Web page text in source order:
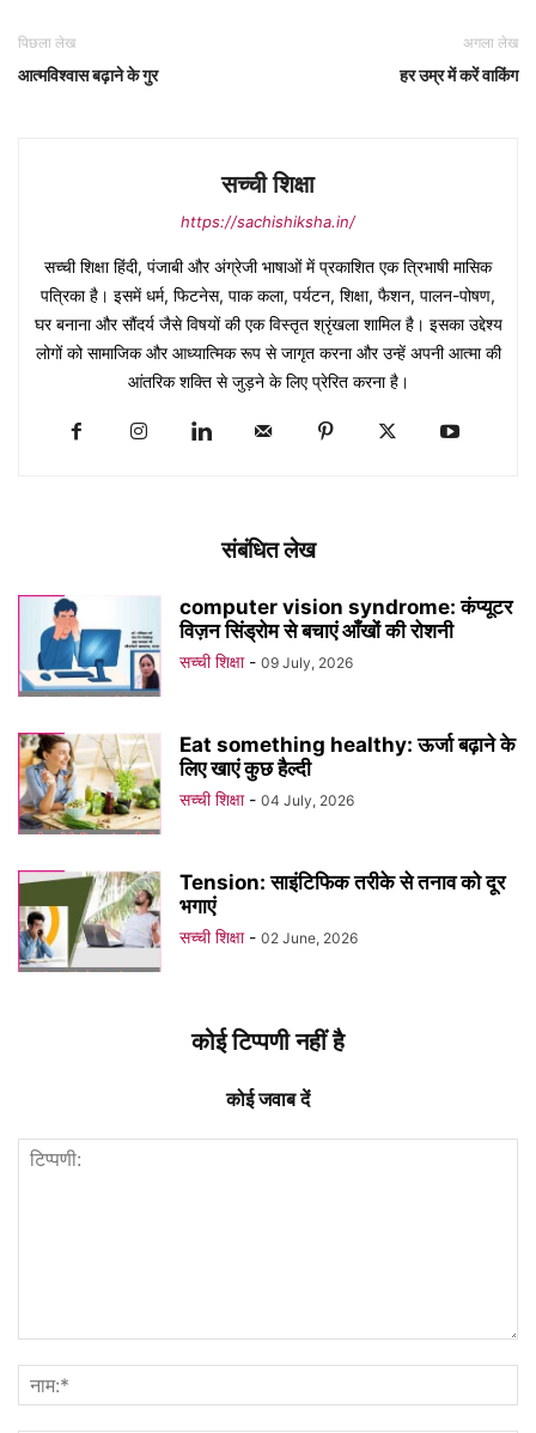
पिछला लेख
आत्मविश्वास बढ़ाने के गुर
अगला लेख
हर उम्र में करें वाकिंग
सच्ची शिक्षा
https://sachishiksha.in/
सच्ची शिक्षा हिंदी, पंजाबी और अंग्रेजी भाषाओं में प्रकाशित एक त्रिभाषी मासिक
पत्रिका है। इसमें धर्म, फिटनेस, पाक कला, पर्यटन, शिक्षा, फैशन, पालन-पोषण,
घर बनाना और सौंदर्य जैसे विषयों की एक विस्तृत श्रृंखला शामिल है। इसका उद्देश्य
लोगों को सामाजिक और आध्यात्मिक रूप से जागृत करना और उन्हें अपनी आत्मा की
आंतरिक शक्ति से जुड़ने के लिए प्रेरित करना है।
संबंधित लेख
computer vision syndrome: कंप्यूटर
विज़न सिंड्रोम से बचाएं आँखों की रोशनी
सच्ची शिक्षा - 09 July, 2026
Eat something healthy: ऊर्जा बढ़ाने के
लिए खाएं कुछ हैल्दी
सच्ची शिक्षा - 04 July, 2026
Tension: साइंटिफिक तरीके से तनाव को दूर
भगाएं
सच्ची शिक्षा - 02 June, 2026
कोई टिप्पणी नहीं है
कोई जवाब दें